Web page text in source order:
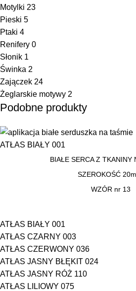
Motylki 23
Pieski 5
Ptaki 4
Renifery 0
Słonik 1
Świnka 2
Zajączek 24
Żeglarskie motywy 2
Podobne produkty
ATŁAS BIAŁY 001
BIAŁE SERCA Z TKANINY
SZEROKOŚĆ
WZÓR nr 13
ATŁAS BIAŁY 001
ATŁAS CZARNY 003
ATŁAS CZERWONY 036
ATŁAS JASNY BŁĘKIT 024
ATŁAS JASNY RÓŻ 110
ATŁAS LILIOWY 075